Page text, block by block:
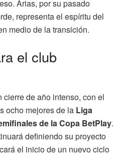
Arias, por su pasado
representa el espíritu del
medio de la transición.
el club
de año intenso, con el
ocho mejores de la Liga
de la Copa BetPlay.
definiendo su proyecto
el inicio de un nuevo ciclo